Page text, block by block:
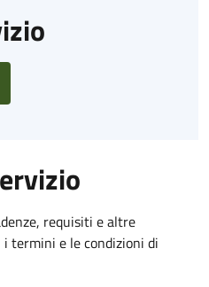
requisiti e altre
termini e le condizioni di